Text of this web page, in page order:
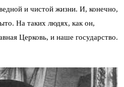
и чистой жизни. И, конечно,
На таких людях, как он,
Церковь, и наше государство.